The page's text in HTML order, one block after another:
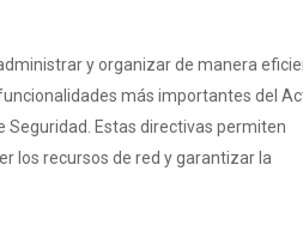
y organizar de manera
más importantes del
Seguridad. Estas directivas permiten
los recursos de red y garantizar la